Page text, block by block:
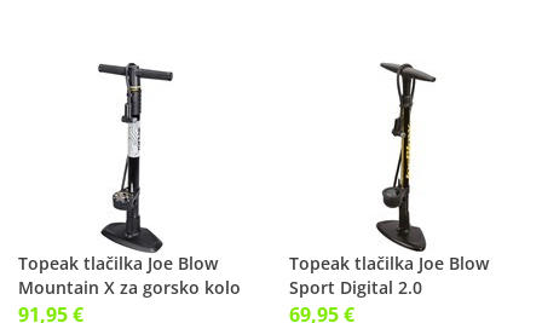
Topeak tlačilka Joe Blow
Mountain X za gorsko kolo
91,95 €
Topeak tlačilka Joe Blow
Sport Digital 2.0
69,95 €